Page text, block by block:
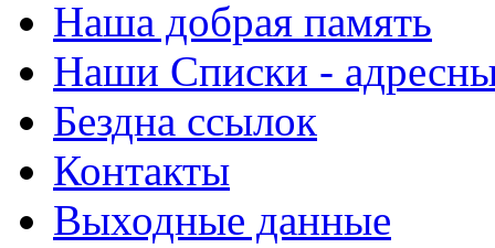
Наша добрая память
Наши Списки -
Бездна ссылок
Контакты
Выходные данные